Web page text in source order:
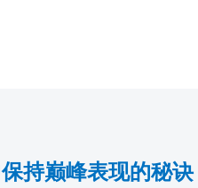
持巅峰表现的秘诀